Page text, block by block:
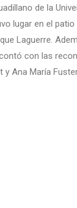
de la
lugar en el
Laguerre.
con las
y Ana María